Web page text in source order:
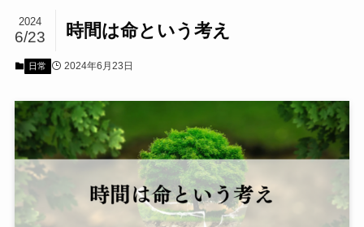
時間は命という考え
2024
6/23
日常 2024年6月23日